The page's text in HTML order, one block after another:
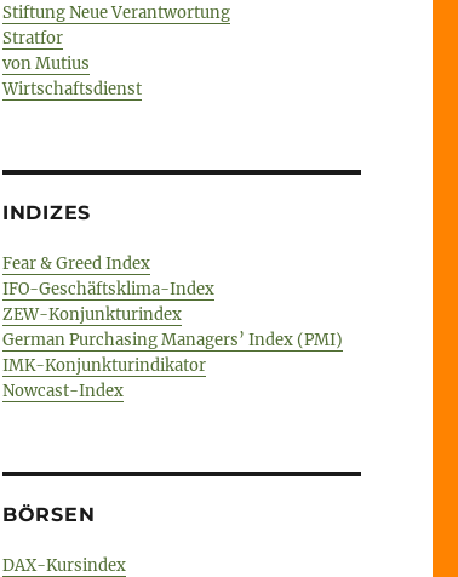
Stiftung Neue Verantwortung
Stratfor
von Mutius
Wirtschaftsdienst
INDIZES
Fear & Greed Index
IFO-Geschäftsklima-Index
ZEW-Konjunkturindex
German Purchasing Managers’ Index (PMI)
IMK-Konjunkturindikator
Nowcast-Index
BÖRSEN
DAX-Kursindex